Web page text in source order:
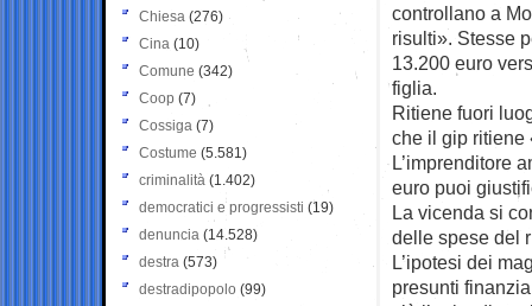
controllano a
risulti». Stesse
13.200 euro
figlia.
Ritiene fuori
che il gip ritiene
L’imprenditore
euro puoi
La vicenda si
delle spese del
L’ipotesi dei
presunti
Chiesa (276)
Cina (10)
Comune (342)
Coop (7)
Cossiga (7)
Costume (5.581)
criminalità (1.402)
democratici e progressisti (19)
denuncia (14.528)
destra (573)
destradipopolo (99)